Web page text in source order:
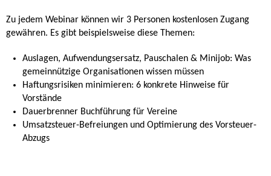
Zu jedem Webinar können wir 3 Personen kostenlosen Zugang
gewähren. Es gibt beispielsweise diese Themen:
Auslagen, Aufwendungsersatz, Pauschalen & Minijob: Was
gemeinnützige Organisationen wissen müssen
Haftungsrisiken minimieren: 6 konkrete Hinweise für
Vorstände
Dauerbrenner Buchführung für Vereine
Umsatzsteuer-Befreiungen und Optimierung des Vorsteuer-
Abzugs